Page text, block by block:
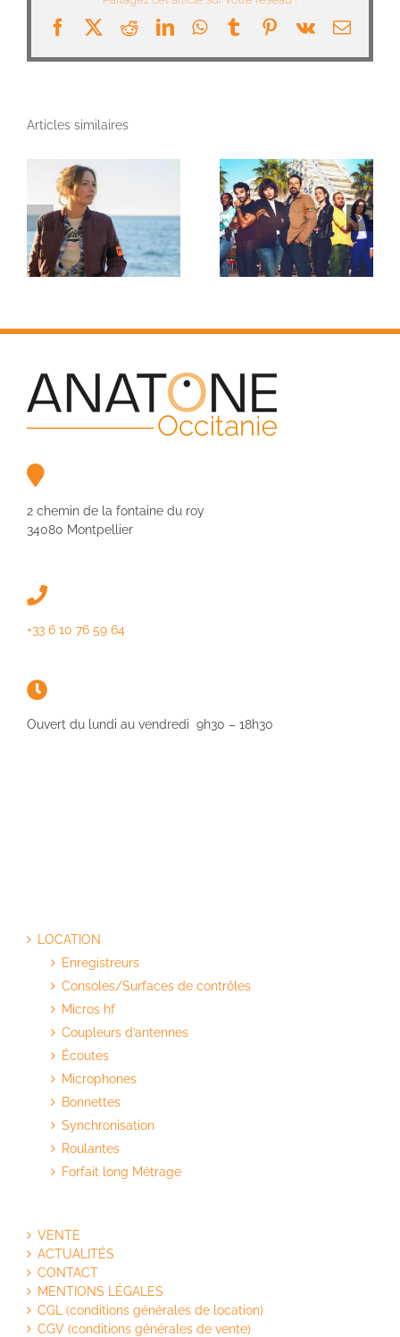
FacebookRedditLinkedInWhatsApp
TumblrPinterest
Vk Email
Articles similaires
2 chemin de la fontaine du roy
34080 Montpellier
+33 6 10 76 59 64
Ouvert du lundi au vendredi 9h30 – 18h30
LOCATION
Enregistreurs
Consoles/Surfaces de contrôles
Micros hf
Coupleurs d’antennes
Écoutes
Microphones
Bonnettes
Synchronisation
Roulantes
Forfait long Métrage
VENTE
ACTUALITÉS
CONTACT
MENTIONS LÉGALES
CGL (conditions générales de location)
CGV (conditions générales de vente)